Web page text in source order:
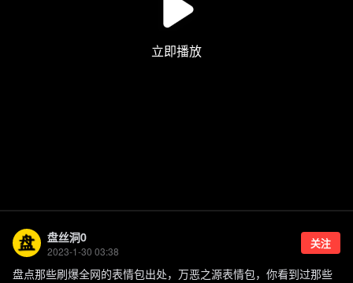
盘丝洞0
2023-1-30 03:38
关注
盘点那些刷爆全网的表情包出处，万恶之源表情包，你看到过那些